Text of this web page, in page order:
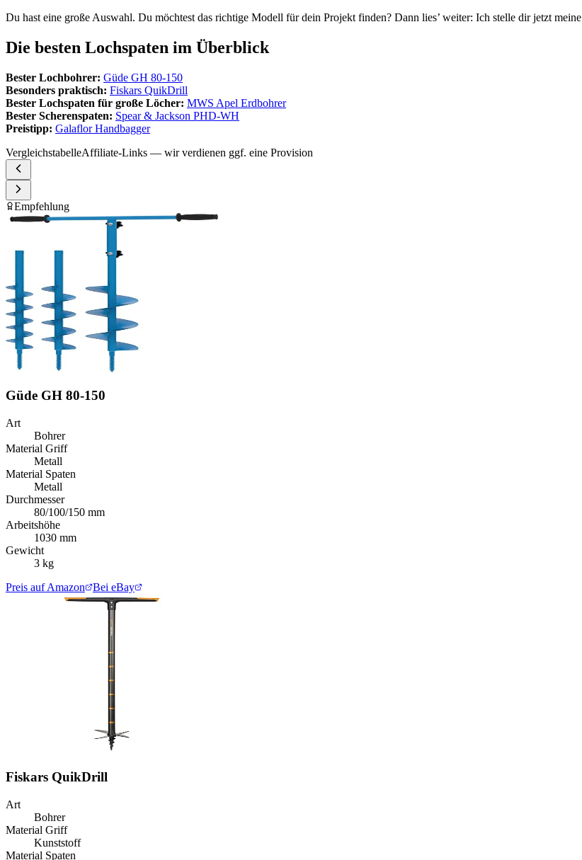
Du hast eine große Auswahl. Du möchtest das richtige Modell für dein Projekt finden? Dann lies’ weiter: Ich stelle dir jetzt meine
Die besten Lochspaten im Überblick
Bester Lochbohrer: Güde GH 80-150
Besonders praktisch: Fiskars QuikDrill
Bester Lochspaten für große Löcher: MWS Apel Erdbohrer
Bester Scherenspaten: Spear & Jackson PHD-WH
Preistipp: Galaflor Handbagger
VergleichstabelleAffiliate-Links — wir verdienen ggf. eine Provision
Empfehlung
Güde GH 80-150
Art
Bohrer
Material Griff
Metall
Material Spaten
Metall
Durchmesser
80/100/150 mm
Arbeitshöhe
1030 mm
Gewicht
3 kg
Preis auf Amazon
Bei eBay
Fiskars QuikDrill
Art
Bohrer
Material Griff
Kunststoff
Material Spaten